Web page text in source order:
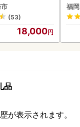
(53)
18,000
福
品
が表示されます。